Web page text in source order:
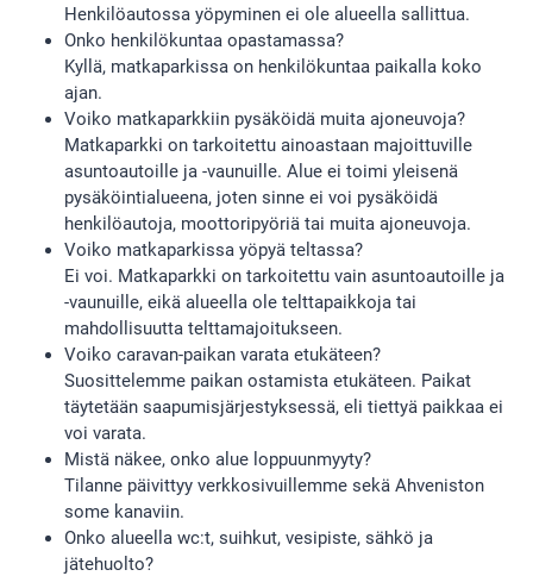
Henkilöautossa yöpyminen ei ole alueella sallittua.
Onko henkilökuntaa opastamassa?
Kyllä, matkaparkissa on henkilökuntaa paikalla koko
ajan.
Voiko matkaparkkiin pysäköidä muita ajoneuvoja?
Matkaparkki on tarkoitettu ainoastaan majoittuville
asuntoautoille ja -vaunuille. Alue ei toimi yleisenä
pysäköintialueena, joten sinne ei voi pysäköidä
henkilöautoja, moottoripyöriä tai muita ajoneuvoja.
Voiko matkaparkissa yöpyä teltassa?
Ei voi. Matkaparkki on tarkoitettu vain asuntoautoille ja
-vaunuille, eikä alueella ole telttapaikkoja tai
mahdollisuutta telttamajoitukseen.
Voiko caravan-paikan varata etukäteen?
Suosittelemme paikan ostamista etukäteen. Paikat
täytetään saapumisjärjestyksessä, eli tiettyä paikkaa ei
voi varata.
Mistä näkee, onko alue loppuunmyyty?
Tilanne päivittyy verkkosivuillemme sekä Ahveniston
some kanaviin.
Onko alueella wc:t, suihkut, vesipiste, sähkö ja
jätehuolto?